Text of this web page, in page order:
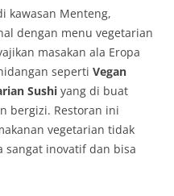
kawasan Menteng,
dengan menu vegetarian
masakan ala Eropa
seperti Vegan
Sushi yang di buat
bergizi. Restoran ini
vegetarian tidak
sangat inovatif dan bisa